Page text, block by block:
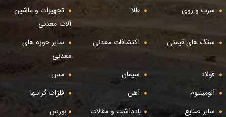
سرب و روی
طلا
تجهیزات و ماشین
آلات معدنی
سنگ های قیمتی
اکتشافات معدنی
سایر حوزه های
معدنی
فولاد
سیمان
مس
آلومینیوم
آهن
فلزات گرانبها
سایر صنایع
یادداشت و مقالات بورس